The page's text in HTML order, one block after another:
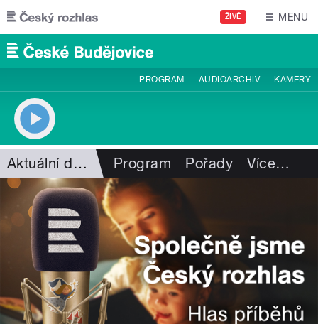
Přejít k hlavnímu obsahu
ŽIVĚ MENU
PROGRAM AUDIOARCHIV KAMERY
Aktuální dění Program Pořady Více…